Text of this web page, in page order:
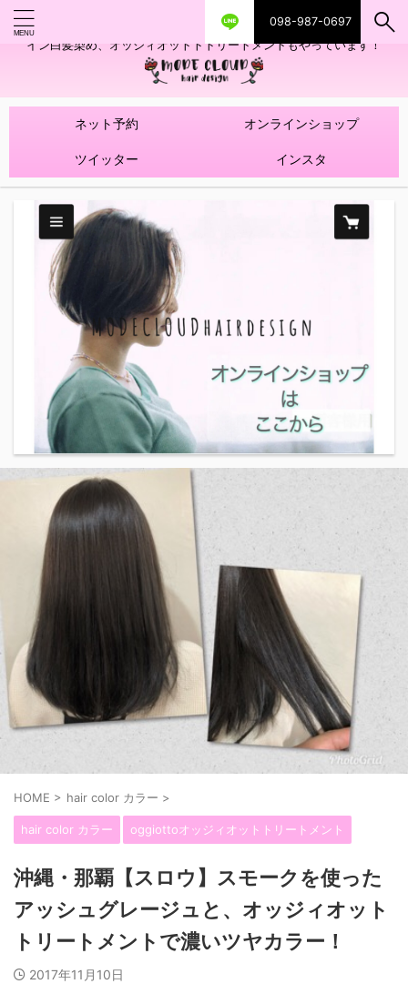
098-987-0697
艶ツヤヘアカラー！髪質改善トリートメントやハイライトを使ったデザ
イン白髪染め、オッジィオットトトリートメントもやっています！
ネット予約 オンラインショップ
ツイッター インスタ
HOME > hair color カラー >
hair color カラー oggiottoオッジィオットトリートメント
沖縄・那覇【スロウ】スモークを使った
アッシュグレージュと、オッジィオット
トリートメントで濃いツヤカラー！
2017年11月10日